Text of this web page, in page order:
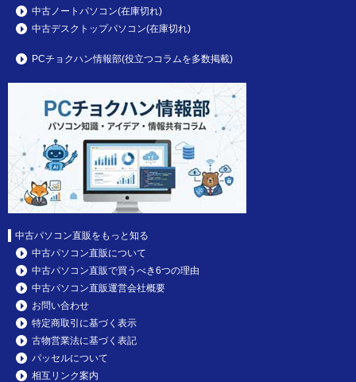
中古ノートパソコン(在庫切れ)
中古デスクトップパソコン(在庫切れ)
PCチョクハン情報部(役立つコラムを多数掲載)
中古パソコン直販をもっと知る
中古パソコン直販について
中古パソコン直販で買うべき6つの理由
中古パソコン直販運営会社概要
お問い合わせ
特定商取引に基づく表示
古物営業法に基づく表記
パッセルについて
相互リンク案内